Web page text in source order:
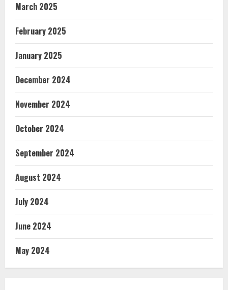
March 2025
February 2025
January 2025
December 2024
November 2024
October 2024
September 2024
August 2024
July 2024
June 2024
May 2024